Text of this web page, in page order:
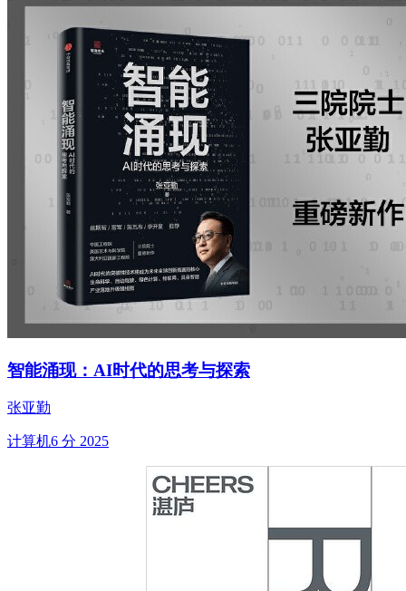
智能涌现：AI时代的思考与探索
张亚勤
计算机6 分 2025